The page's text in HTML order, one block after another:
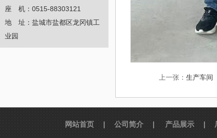
座 机：0515-88303121
地 址：盐城市盐都区龙冈镇工
业园
上一张： 生产车间
网站首页 | 公司简介 | 产品展示 |